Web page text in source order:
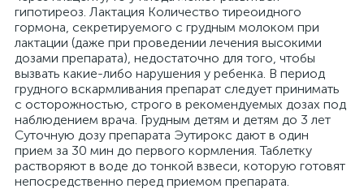
гипотиреоз. Лактация Количество тиреоидного
гормона, секретируемого с грудным молоком при
лактации (даже при проведении лечения высокими
дозами препарата), недостаточно для того, чтобы
вызвать какие-либо нарушения у ребенка. В период
грудного вскармливания препарат следует принимать
с осторожностью, строго в рекомендуемых дозах под
наблюдением врача. Грудным детям и детям до 3 лет
Суточную дозу препарата Эутирокс дают в один
прием за 30 мин до первого кормления. Таблетку
растворяют в воде до тонкой взвеси, которую готовят
непосредственно перед приемом препарата.